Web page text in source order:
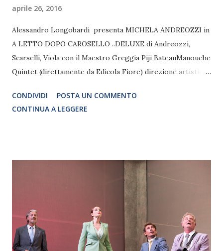
aprile 26, 2016
Alessandro Longobardi presenta MICHELA ANDREOZZI in
A LETTO DOPO CAROSELLO ..DELUXE di Andreozzi,
Scarselli, Viola con il Maestro Greggia Piji BateauManouche
Quintet (direttamente da Edicola Fiore) direzione artistica
al 22 maggio
CONDIVIDI
POSTA UN COMMENTO
CONTINUA A LEGGERE